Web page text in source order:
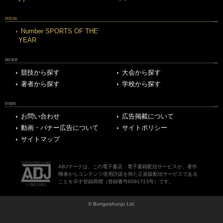
SPECIAL
Number SPORTS OF THE
YEAR
ARCHIVE
競技から探す
大会から探す
著者から探す
学校から探す
OTHERS
お問い合わせ
広告掲載について
動画・バナー広告について
サイトポリシー
サイトマップ
ABJマークは、この電子書店・電子書籍配信サービスが、著作
権者からコンテンツ使用許諾を得た正規版配信サービスである
ことを示す登録商標（登録番号6091713号）です。
© Bungeishunju Ltd.